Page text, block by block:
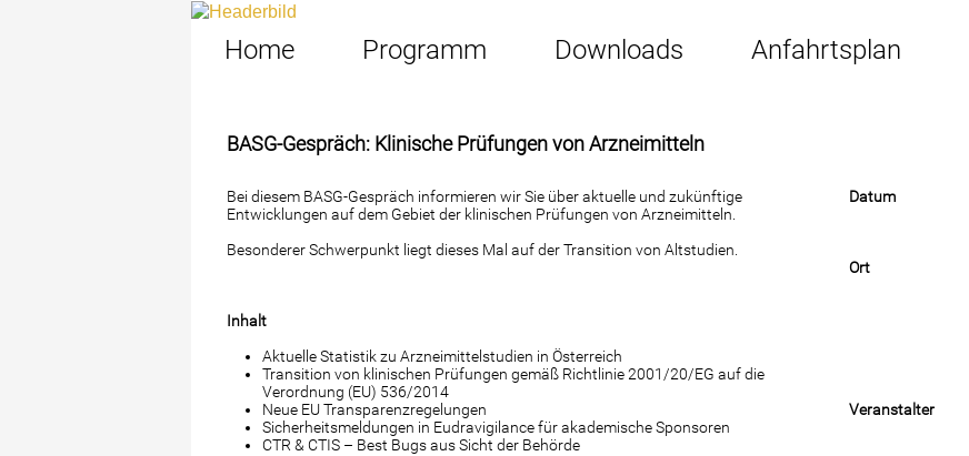
Home Programm Downloads Anfahrtsplan
BASG-Gespräch: Klinische Prüfungen von Arzneimitteln
Bei diesem BASG-Gespräch informieren wir Sie über aktuelle und zukünftige
Entwicklungen auf dem Gebiet der klinischen Prüfungen von Arzneimitteln.
Besonderer Schwerpunkt liegt dieses Mal auf der Transition von Altstudien.
Inhalt
Aktuelle Statistik zu Arzneimittelstudien in Österreich
Transition von klinischen Prüfungen gemäß Richtlinie 2001/20/EG auf die
Verordnung (EU) 536/2014
Neue EU Transparenzregelungen
Sicherheitsmeldungen in Eudravigilance für akademische Sponsoren
CTR & CTIS – Best Bugs aus Sicht der Behörde
Datum
Ort
Veranstalter